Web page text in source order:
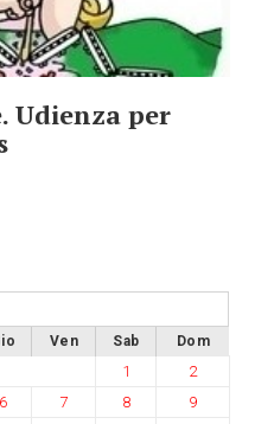
Udienza per
Ven Sab Dom
1
2
6 7 8
9